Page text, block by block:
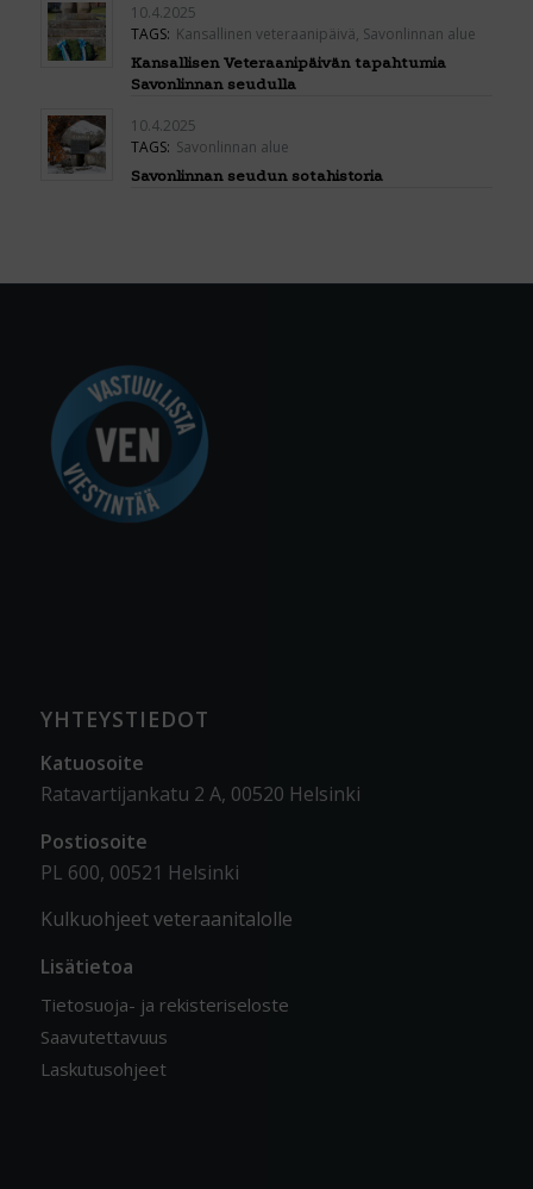
10.4.2025
TAGS: Kansallinen veteraanipäivä, Savonlinnan alue
Kansallisen Veteraanipäivän tapahtumia
Savonlinnan seudulla
10.4.2025
TAGS: Savonlinnan alue
Savonlinnan seudun sotahistoria
YHTEYSTIEDOT
Katuosoite
Ratavartijankatu 2 A, 00520 Helsinki
Postiosoite
PL 600, 00521 Helsinki
Kulkuohjeet veteraanitalolle
Lisätietoa
Tietosuoja- ja rekisteriseloste
Saavutettavuus
Laskutusohjeet